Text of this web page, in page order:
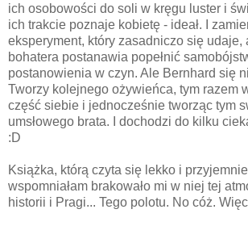
ich osobowości do soli w kręgu luster i
ich trakcie poznaje kobietę - ideał. I
eksperyment, który zasadniczo się udaje,
bohatera postanawia popełnić
postanowienia w czyn. Ale Bernhard się
Tworzy kolejnego ożywieńca, tym razem
część siebie i jednocześnie tworząc tym
umsłowego brata. I dochodzi do kilku
:D
Książka, którą czyta się lekko i
wspomniałam brakowało mi w niej tej
historii i Pragi... Tego polotu. No cóż.